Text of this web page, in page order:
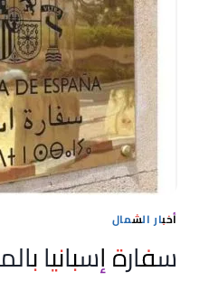
تشمل
وافدي
العبور
إلى
سبتة
يوم
30
يوليوز
أخبار الشمال
سفارة إسبانيا